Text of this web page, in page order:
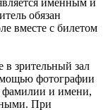
именным и
обязан
вместе с билетом
зрительный зал
фотографии
фамилии и имени,
При